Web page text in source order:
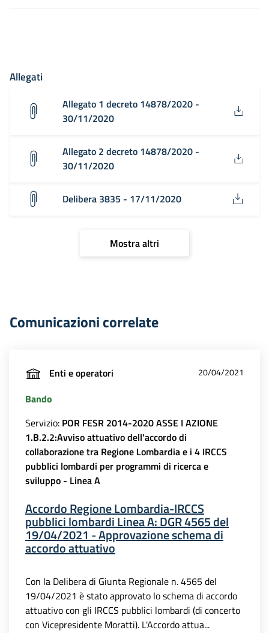
Allegati
Allegato 1 decreto 14878/2020 -
30/11/2020
Allegato 2 decreto 14878/2020 -
30/11/2020
Delibera 3835 - 17/11/2020
Mostra altri
Comunicazioni correlate
Enti e operatori 20/04/2021
Bando
Servizio: POR FESR 2014-2020 ASSE I AZIONE
1.B.2.2:Avviso attuativo dell'accordo di
collaborazione tra Regione Lombardia e i 4 IRCCS
pubblici lombardi per programmi di ricerca e
sviluppo - Linea A
Accordo Regione Lombardia-IRCCS
pubblici lombardi Linea A: DGR 4565 del
19/04/2021 - Approvazione schema di
accordo attuativo
Con la Delibera di Giunta Regionale n. 4565 del
19/04/2021 è stato approvato lo schema di accordo
attuativo con gli IRCCS pubblici lombardi (di concerto
con Vicepresidente Moratti). L'Accordo attua...